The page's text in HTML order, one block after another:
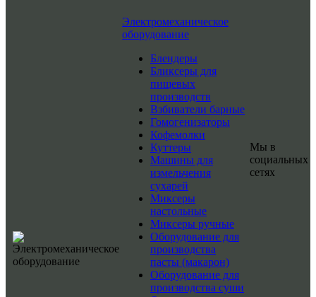
Электромеханическое
оборудование
Блендеры
Бликсеры для
пищевых
производств
Взбиватели барные
Гомогенизаторы
Кофемолки
Куттеры
Машины для
измельчения
сухарей
Миксеры
настольные
Миксеры ручные
Оборудование для
производства
пасты (макарон)
Оборудование для
производства суши
Мы в
социальных
сетях